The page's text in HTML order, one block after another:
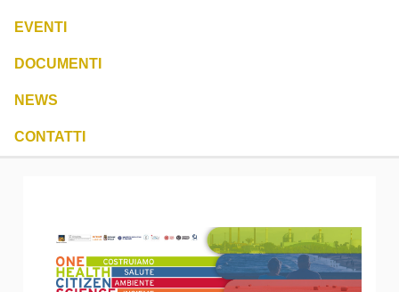
EVENTI
DOCUMENTI
NEWS
CONTATTI